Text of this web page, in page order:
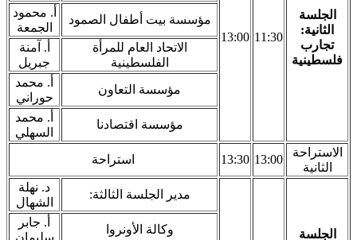
الجلسة
الثانية:
تجارب
فلسطينية
11:30
13:00
مؤسسة بيت أطفال الصمود
أ. محمود
الجمعة
الاتحاد العام للمرأة
الفلسطينية
أ. آمنة
جبريل
مؤسسة التعاون
أ. محمد
حوراني
مؤسسة اقتصادنا
أ. محمد
السهلي
الاستراحة
الثانية
13:00
13:30 استراحة
الجلسة
مدير الجلسة الثالثة:
د. نهلة
الشهال
وكالة الأونروا
أ. جابر
سليمان